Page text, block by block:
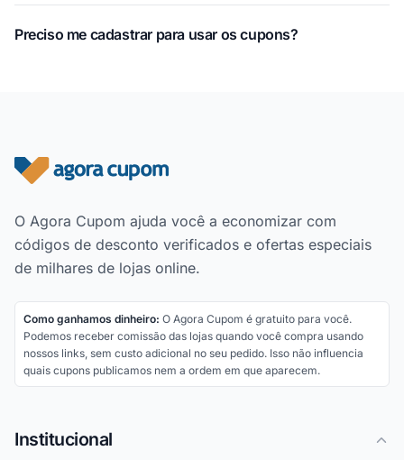
Preciso me cadastrar para usar os cupons?
Rodapé do site
O Agora Cupom ajuda você a economizar com
códigos de desconto verificados e ofertas especiais
de milhares de lojas online.
Como ganhamos dinheiro: O Agora Cupom é gratuito para você.
Podemos receber comissão das lojas quando você compra usando
nossos links, sem custo adicional no seu pedido. Isso não influencia
quais cupons publicamos nem a ordem em que aparecem.
Institucional